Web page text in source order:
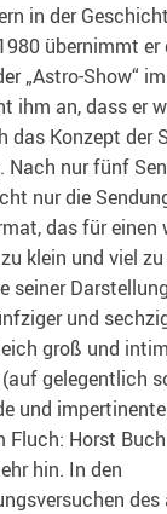
in der
übernimmt er
„Astro-Show“
ihm an, dass er
das Konzept der
Nach nur fünf
nur die
das für einen
klein und viel
seiner
und
groß und
gelegentlich
und
Fluch: Horst
hin. In den